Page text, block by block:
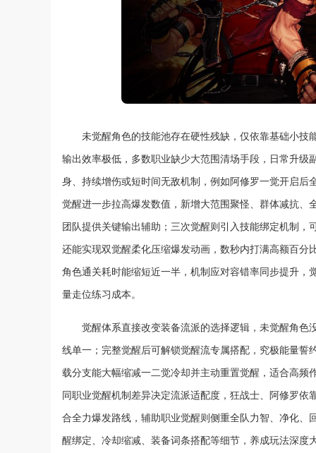
未觉醒角色的技能池存在硬性残缺，仅依靠基础小
输出效率极低，多数职业缺少大范围清场手段，日常升
身、持续增伤或短时间无敌机制，例如阿修罗一觉开启
觉醒进一步拉高爆发数值，新增大范围聚怪、群体减抗
团队提供关键输出辅助；三次觉醒则引入技能绑定机制
还能实现双觉醒柔化压缩爆发动画，数秒内打满高额百
角色通关耗时能缩短近一半，机制应对容错率同步提升
量走位练习成本。
觉醒体系直接改变装备流派的选择逻辑，未觉醒角
线单一；完整觉醒后可解锁觉醒流专属搭配，究极能量
载分支能大幅缩减一二觉冷却并主动重置觉醒，适合高
同职业觉醒机制差异决定流派适配度，狂战士、阿修罗
合全力爆发路线，辅助职业觉醒则侧重全队力智、净化
醒绑定、冷却缩减、装备词条搭配等细节，养成玩法深